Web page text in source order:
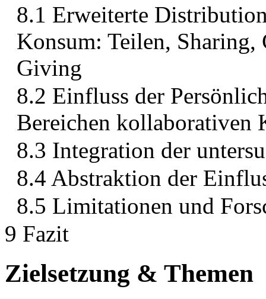
8.1 Erweiterte
Konsum: Teilen,
Giving
8.2 Einfluss der
Bereichen kollaborativen
8.3 Integration der
8.4 Abstraktion der
8.5 Limitationen und
9 Fazit
Zielsetzung & Themen